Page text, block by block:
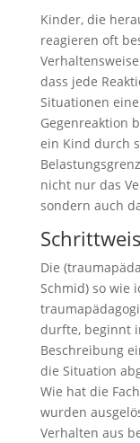
Kinder, die
reagieren oft
dass jede
Situationen
Gegenreaktion
ein Kind durch
nicht nur das
sondern auch
Die
Schmid) so wie
durfte, beginnt
Beschreibung
die Situation
Wie hat die
wurden
Verhalten aus